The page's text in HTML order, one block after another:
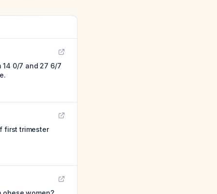
0/7 and 27 6/7
first trimester